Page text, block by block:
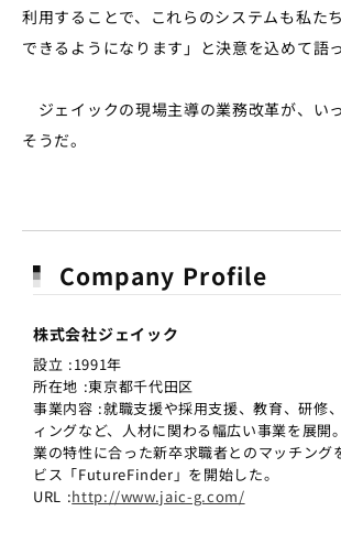
利用することで、これらのシステムも私た
できるようになります」と決意を込めて語
ジェイックの現場主導の業務改革が、い
そうだ。
Company Profile
株式会社ジェイック
設立 :1991年
所在地 :東京都千代田区
事業内容 :就職支援や採用支援、教育、研修
ィングなど、人材に関わる幅広い事業を展開
業の特性に合った新卒求職者とのマッチング
ビス「FutureFinder」を開始した。
URL :http://www.jaic-g.com/